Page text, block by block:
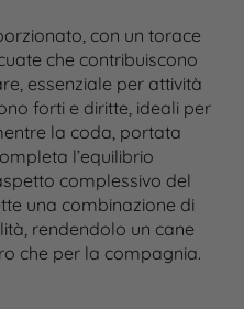
con un torace
che contribuiscono
essenziale per attività
forti e diritte, ideali per
la coda, portata
l’equilibrio
complessivo del
una combinazione di
rendendolo un cane
che per la compagnia.